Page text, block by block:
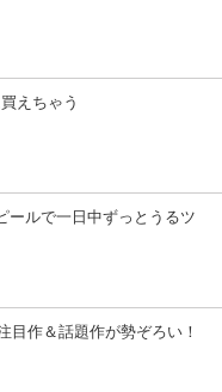
えちゃう
ールで一日中ずっとうるツ
目作＆話題作が勢ぞろい！